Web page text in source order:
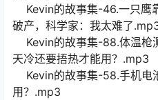
Kevin的故事集-46.一只鹰
破产，科学家：我太难了
Kevin的故事集-88.体温枪
天冷还要捂热才能用？.mp3
Kevin的故事集-58.手机电
用？.mp3